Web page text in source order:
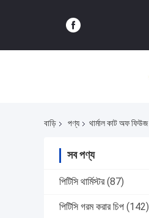
বাড়ি পণ্য থার্মাল কাট অফ ফিউজ
সব পণ্য
পিটিসি থার্মিস্টর (87)
পিটিসি গরম করার চিপ (142)